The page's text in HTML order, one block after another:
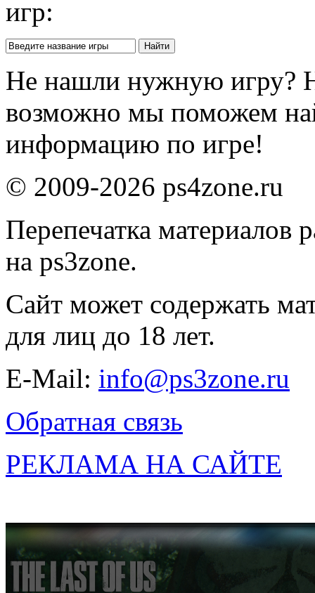
игр:
Не нашли нужную игру?
возможно мы поможем
информацию по игре!
© 2009-2026 ps4zone.ru
Перепечатка материалов
на ps3zone.
Сайт может содержать
для лиц до 18 лет.
E-Mail: info@ps3zone.ru
Обратная связь
РЕКЛАМА НА САЙТЕ